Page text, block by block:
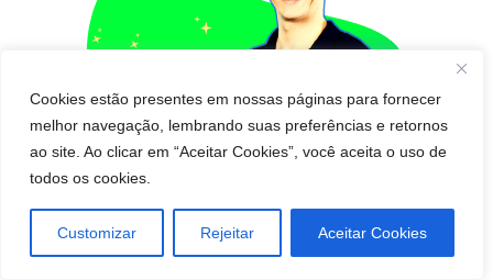
Cookies estão presentes em nossas páginas para fornecer
melhor navegação, lembrando suas preferências e retornos
ao site. Ao clicar em “Aceitar Cookies”, você aceita o uso de
todos os cookies.
Customizar Rejeitar Aceitar Cookies